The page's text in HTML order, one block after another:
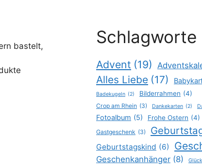
bastelt,
Schlagworte
Advent (19)
Alles Liebe (17)
Badekugeln (2) Bilderrahmen (4)
Crop am Rhein (3) Dankekarten (2)
Fotoalbum (5) Frohe Ostern (4)
Gastgeschenk (3)
Geburtstagskind (6)
Geschenkanhänger (8)